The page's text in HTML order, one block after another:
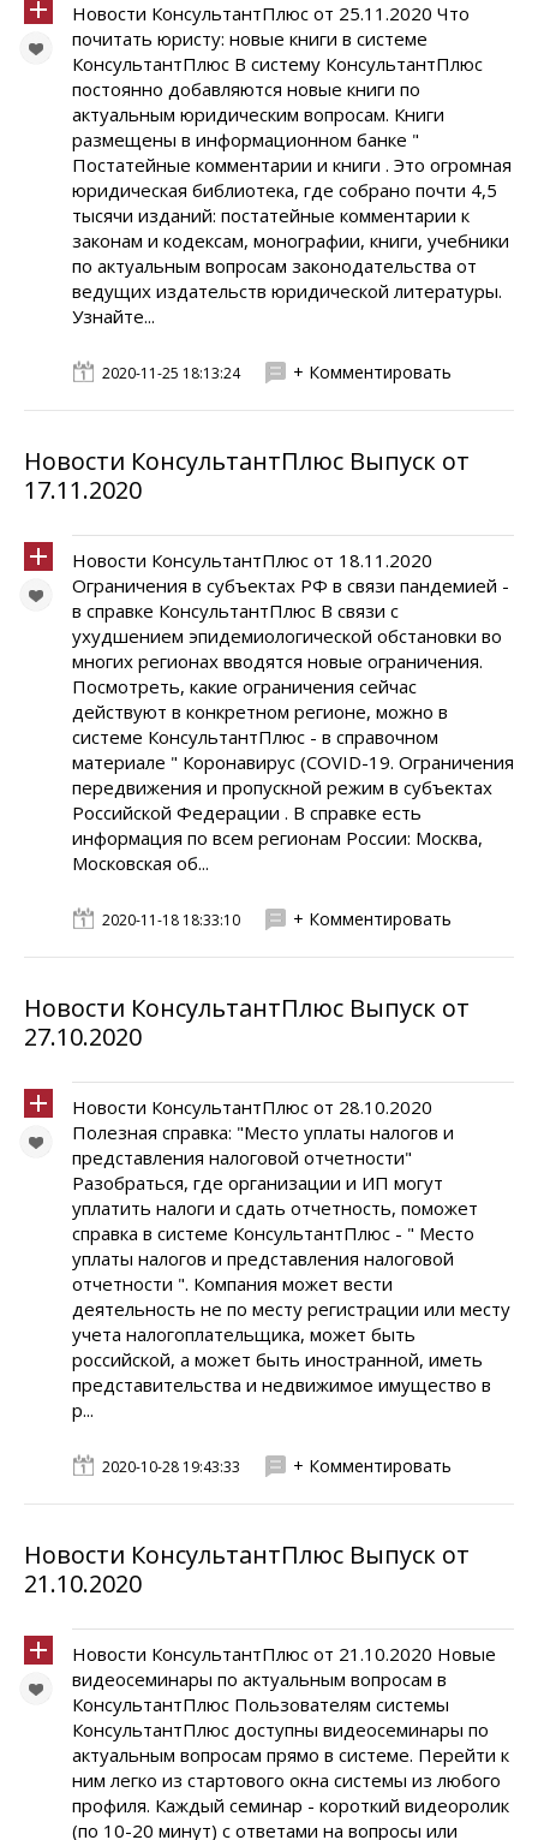
Новости КонсультантПлюс от 25.11.2020 Что
почитать юристу: новые книги в системе
КонсультантПлюс В систему КонсультантПлюс
постоянно добавляются новые книги по
актуальным юридическим вопросам. Книги
размещены в информационном банке "
Постатейные комментарии и книги . Это огромная
юридическая библиотека, где собрано почти 4,5
тысячи изданий: постатейные комментарии к
законам и кодексам, монографии, книги, учебники
по актуальным вопросам законодательства от
ведущих издательств юридической литературы.
Узнайте...
2020-11-25 18:13:24 + Комментировать
Новости КонсультантПлюс Выпуск от
17.11.2020
Новости КонсультантПлюс от 18.11.2020
Ограничения в субъектах РФ в связи пандемией -
в справке КонсультантПлюс В связи с
ухудшением эпидемиологической обстановки во
многих регионах вводятся новые ограничения.
Посмотреть, какие ограничения сейчас
действуют в конкретном регионе, можно в
системе КонсультантПлюс - в справочном
материале " Коронавирус (COVID-19. Ограничения
передвижения и пропускной режим в субъектах
Российской Федерации . В справке есть
информация по всем регионам России: Москва,
Московская об...
2020-11-18 18:33:10 + Комментировать
Новости КонсультантПлюс Выпуск от
27.10.2020
Новости КонсультантПлюс от 28.10.2020
Полезная справка: "Место уплаты налогов и
представления налоговой отчетности"
Разобраться, где организации и ИП могут
уплатить налоги и сдать отчетность, поможет
справка в системе КонсультантПлюс - " Место
уплаты налогов и представления налоговой
отчетности ". Компания может вести
деятельность не по месту регистрации или месту
учета налогоплательщика, может быть
российской, а может быть иностранной, иметь
представительства и недвижимое имущество в
р...
2020-10-28 19:43:33 + Комментировать
Новости КонсультантПлюс Выпуск от
21.10.2020
Новости КонсультантПлюс от 21.10.2020 Новые
видеосеминары по актуальным вопросам в
КонсультантПлюс Пользователям системы
КонсультантПлюс доступны видеосеминары по
актуальным вопросам прямо в системе. Перейти к
ним легко из стартового окна системы из любого
профиля. Каждый семинар - короткий видеоролик
(по 10-20 минут) с ответами на вопросы или